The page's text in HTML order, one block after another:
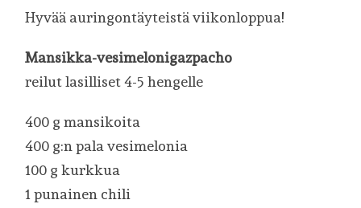
Hyvää auringontäyteistä viikonloppua!
Mansikka-vesimelonigazpacho
reilut lasilliset 4-5 hengelle
400 g mansikoita
400 g:n pala vesimelonia
100 g kurkkua
1 punainen chili